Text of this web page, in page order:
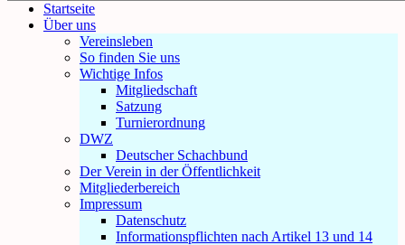
Startseite
Über uns
Vereinsleben
So finden Sie uns
Wichtige Infos
Mitgliedschaft
Satzung
Turnierordnung
DWZ
Deutscher Schachbund
Der Verein in der Öffentlichkeit
Mitgliederbereich
Impressum
Datenschutz
Informationspflichten nach Artikel 13 und 14